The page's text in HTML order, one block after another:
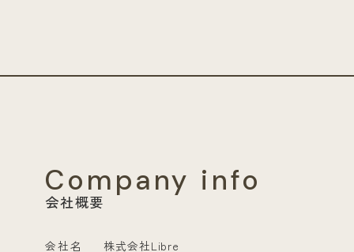
Company info
会社概要
会社名 株式会社Libre